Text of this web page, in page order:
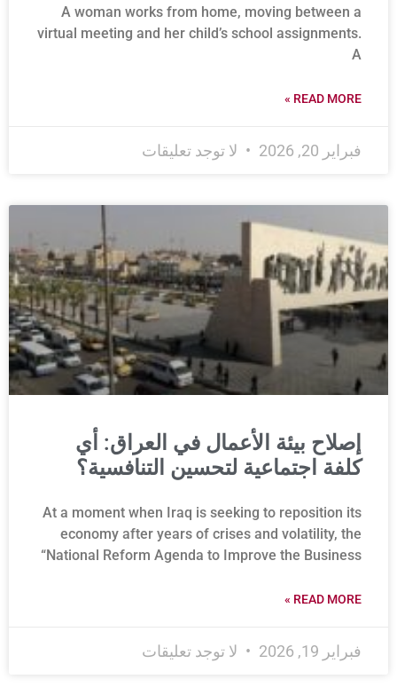
A woman works from home, moving between a
virtual meeting and her child’s school assignments.
A
READ MORE »
فبراير 20, 2026 لا توجد تعليقات
إصلاح بيئة الأعمال في العراق: أي
كلفة اجتماعية لتحسين التنافسية؟
At a moment when Iraq is seeking to reposition its
economy after years of crises and volatility, the
“National Reform Agenda to Improve the Business
READ MORE »
فبراير 19, 2026 لا توجد تعليقات